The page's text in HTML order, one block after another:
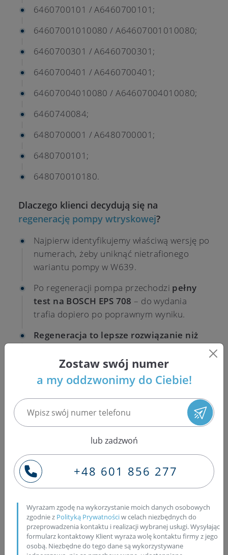
6460700101 / A6460700101;
64607001010080 / A64607001010080;
6460700301 / A6460700301;
6460700401 / A6460700401;
64607004010080 / A64607004010080;
6460740084;
6480700001 / A6480700001;
6480700101;
648070010180.
Dlaczego klienci decydują się na
regenerację pompy wtryskowej?
Najpierw identyfikujemy właściwą wersję po
numerach, żeby uniknąć nietrafionego
wariantu pompy w W639.
Po regeneracji pompa przechodzi pełny
test na BOSCH EPS 708 – do wydania
trafia dopiero po poprawnym wyniku.
Regeneracja to lepsze rozwiązanie niż
dzięki weryfikacji parametrów dostajesz
jakość jak nowej pompy
Jeśli liczy się czas, wybieraszpompę na
wymianęalbonową– bez szukania
nas
Posiadamy również wtryskiwacze Common Rail
osprzętu.Numery OE wtryskiwaczy spotykane w
Vito:
A6470700087(Bosch:0445110192);
Zostaw swój numer
a my oddzwonimy do Ciebie!
lub zadzwoń
+48 601 856 277
Wyrażam zgodę na wykorzystanie moich danych osobowych
zgodnie z Polityką Prywatnościw celach niezbędnych do
przeprowadzenia kontaktu i realizacji wybranej usługi. Wysyłając
formularz kontaktowy Klient wyraża wolę kontaktu firmy z jego
osobą. Niezbędne do tego dane są wykorzystywane